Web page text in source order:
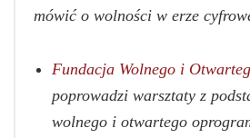
mówić o wolności w erze
Fundacja Wolnego i
poprowadzi warsztaty z
wolnego i otwartego